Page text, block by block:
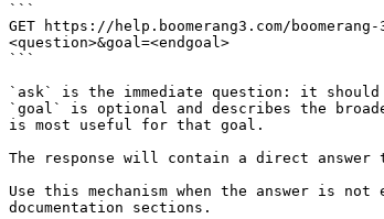
```
GET https://help.boomerang3.com/
<question>&goal=<endgoal>
```
`ask` is the immediate question: it
`goal` is optional and describes the
is most useful for that goal.
The response will contain a direct answer
Use this mechanism when the answer